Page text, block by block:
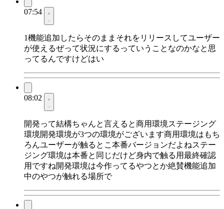
07:54
1機能追加したらそのままそれをリリースしてユーザー
が使えるぜって状況にするっていうことなのかなと思
ってるんですけどはい
08:02
開発って結構ちゃんと言えると商用環境ステージング
環境開発環境が3つの環境がございます商用環境はもち
ろんユーザーが触るとこ本番バージョンだよねステー
ジング環境は本番と同じだけど身内で触る用最終確認
用ですね開発環境は今作ってるやつとか絶賛機能追加
中のやつが触れる場所で